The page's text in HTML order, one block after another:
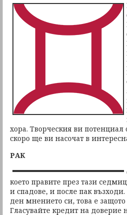
хора. Творческия ви
скоро ще ви насочат в
РАК
което правите през тази
и спадове, и после пак
ден мнението си, това е защото
Гласувайте кредит на доверие